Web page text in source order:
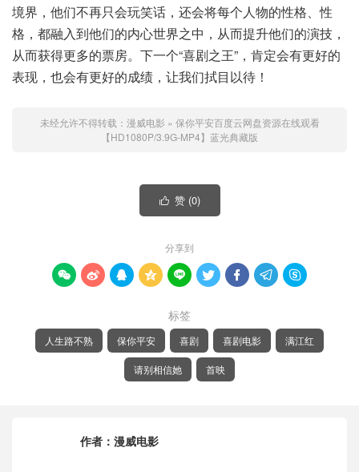
境界，他们不再只会玩笑话，还会将每个人物的性格、性
格，都融入到他们的内心世界之中，从而提升他们的演技，
从而获得更多的票房。下一个“喜剧之王”，肯定会有更好的
表现，也会有更好的成绩，让我们拭目以待！
未经允许不得转载： 漫威电影 » 保你平安百度云网盘资源在线观看
【HD1080P/3.9G-MP4】蓝光典藏版
 赞 (0)
分享到
        
标签
人生路不熟 保你平安 喜剧 喜剧电影 满江红
请别相信她 首映
作者： 漫威电影